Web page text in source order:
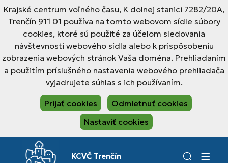
Krajské centrum voľného času, K dolnej stanici 7282/20A,
Trenčín 911 01 používa na tomto webovom sídle súbory
cookies, ktoré sú použité za účelom sledovania
návštevnosti webového sídla alebo k prispôsobeniu
zobrazenia webových stránok Vaša doména. Prehliadaním
a použitím príslušného nastavenia webového prehliadača
vyjadrujete súhlas s ich používaním.
Prijať cookies
Odmietnuť cookies
Nastaviť cookies
KCVČ Trenčín